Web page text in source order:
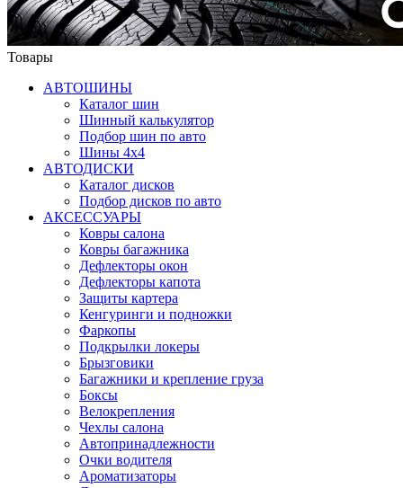
Товары
АВТОШИНЫ
Каталог шин
Шинный калькулятор
Подбор шин по авто
Шины 4x4
АВТОДИСКИ
Каталог дисков
Подбор дисков по авто
АКСЕССУАРЫ
Ковры салона
Ковры багажника
Дефлекторы окон
Дефлекторы капота
Защиты картера
Кенгуринги и подножки
Фаркопы
Подкрылки локеры
Брызговики
Багажники и крепление груза
Боксы
Велокрепления
Чехлы салона
Автопринадлежности
Очки водителя
Ароматизаторы